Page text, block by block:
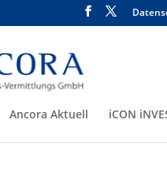
Ancora Aktuell iCON